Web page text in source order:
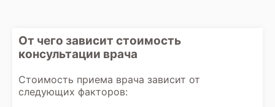
От чего зависит стоимость
консультации врача
Стоимость приема врача зависит от
следующих факторов: